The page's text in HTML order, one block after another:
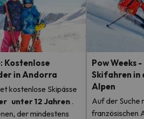
Kostenlose
in Andorra
kostenlose Skipässe
unter 12 Jahren .
der mindestens
Pow Weeks
Skifahren in
Alpen
Auf der Suche
französischen